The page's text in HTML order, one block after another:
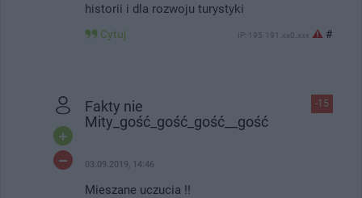
historii i dla rozwoju turystyki
Cytuj IP: 195.191.xx0.xxx #
-15
Fakty nie
Mity_gość_gość_gość__gość
03.09.2019, 14:46
Mieszane uczucia !!